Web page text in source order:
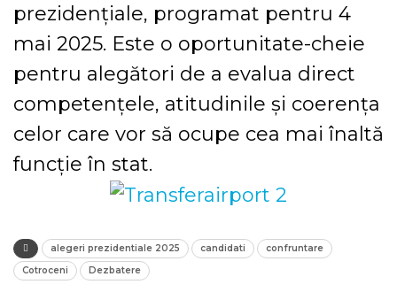
prezidențiale, programat pentru 4
mai 2025. Este o oportunitate-cheie
pentru alegători de a evalua direct
competențele, atitudinile și coerența
celor care vor să ocupe cea mai înaltă
funcție în stat.
alegeri prezidentiale 2025 candidati
confruntare
Cotroceni
Dezbatere